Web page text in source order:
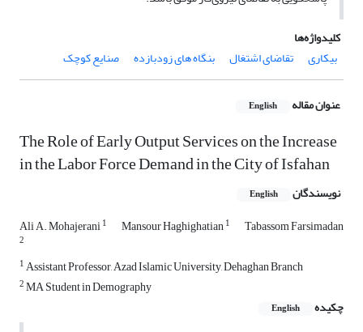
کلیدواژه‌ها
بیکاری
تقاضای اشتغال بنگاه های زودبازده صنایع کوچک
عنوان مقاله English
The Role of Early Output Services on the Increase
in the Labor Force Demand in the City of Isfahan
نویسندگان English
Ali A. Mohajerani1 Mansour Haghighatian1 Tabassom Farsimadan
2
1Assistant Professor, Azad Islamic University, Dehaghan Branch
2MA Student in Demography
چکیده
English